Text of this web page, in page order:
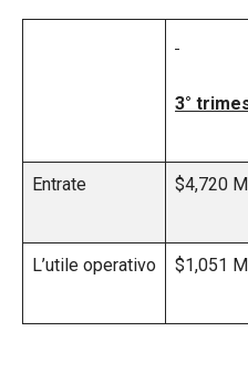
3°
Entrate $4,720 M
L’utile operativo $1,051 M